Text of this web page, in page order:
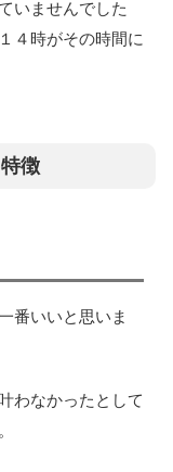
いませんでした
４時がその時間に
徴
番いいと思いま
わなかったとして